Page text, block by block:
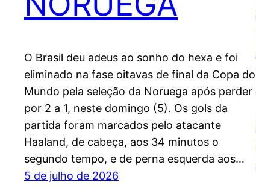
O Brasil deu adeus ao sonho do hexa e foi
eliminado na fase oitavas de final da Copa do
Mundo pela seleção da Noruega após perder
por 2 a 1, neste domingo (5). Os gols da
partida foram marcados pelo atacante
Haaland, de cabeça, aos 34 minutos o
segundo tempo, e de perna esquerda aos…
5 de julho de 2026